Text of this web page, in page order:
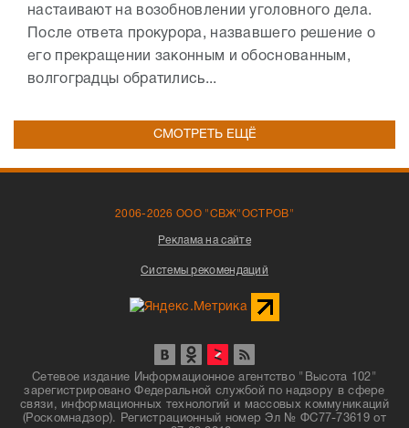
настаивают на возобновлении уголовного дела.
После ответа прокурора, назвавшего решение о
его прекращении законным и обоснованным,
волгоградцы обратились...
СМОТРЕТЬ ЕЩЁ
2006-2026 ООО "СВЖ"ОСТРОВ"
Реклама на сайте
Системы рекомендаций
Сетевое издание Информационное агентство "Высота 102"
зарегистрировано Федеральной службой по надзору в сфере
связи, информационных технологий и массовых коммуникаций
(Роскомнадзор). Регистрационный номер Эл № ФС77-73619 от